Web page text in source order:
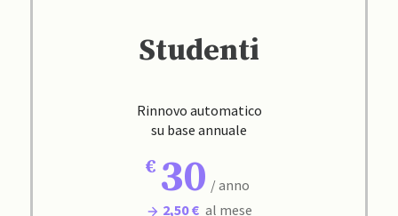
Studenti
Rinnovo automatico
su base annuale
30 / anno
2,50 € al mese